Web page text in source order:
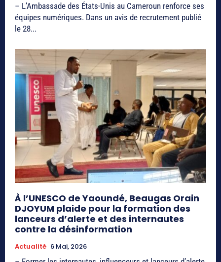
– L’Ambassade des États-Unis au Cameroun renforce ses
équipes numériques. Dans un avis de recrutement publié
le 28...
À l’UNESCO de Yaoundé, Beaugas Orain
DJOYUM plaide pour la formation des
lanceurs d’alerte et des internautes
contre la désinformation
Actualité 6 Mai, 2026